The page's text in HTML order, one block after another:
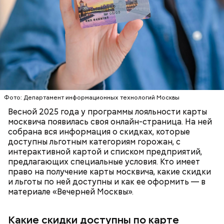
Фото: Департамент информационных технологий Москвы
Весной 2025 года у программы лояльности карты
москвича появилась своя онлайн-страница. На ней
собрана вся информация о скидках, которые
доступны льготным категориям горожан, с
интерактивной картой и списком предприятий,
предлагающих специальные условия. Кто имеет
право на получение карты москвича, какие скидки
и льготы по ней доступны и как ее оформить — в
материале «Вечерней Москвы».
Какие скидки доступны по карте
Скидки по карте москвича доступны в следующих
категориях:
бытовая техника и электроника;
товары для дома;
туризм (санатории, гостиницы, турфирмы).
ПОРТАЛ MOS.RU МОСКВА ЛЬГОТЫ
В настоящее время велоинфраструктура «Зеленого
кольца» реализована в пяти округах города,
подчеркнули в ЦОДД:
Подвал Мастера
Существуют несколько версий, какой именно дом
стал прототипом жилища Мастера. Но согласно
самой популярной — это подвал дома № 9, что в
Мансуровском переулке. Здесь жили друзья
Булгакова — братья Топлениновы. Писатель часто
приходил к ним в гости и работал над «Мастером и
Маргаритой».